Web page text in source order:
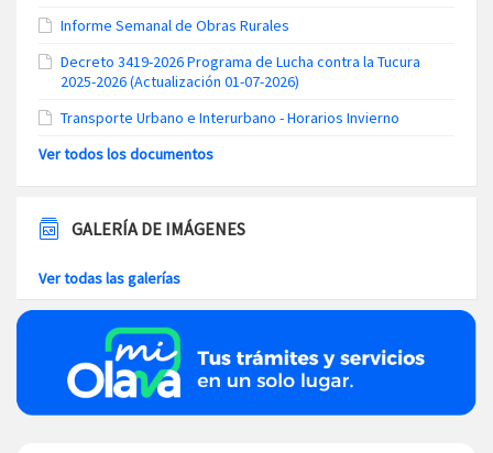
Informe Semanal de Obras Rurales
Decreto 3419-2026 Programa de Lucha contra la Tucura
2025-2026 (Actualización 01-07-2026)
Transporte Urbano e Interurbano - Horarios Invierno
Ver todos los documentos
GALERÍA DE IMÁGENES
Ver todas las galerías